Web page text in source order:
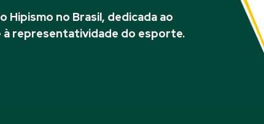
Hipismo no Brasil, dedicada ao
à representatividade do esporte.